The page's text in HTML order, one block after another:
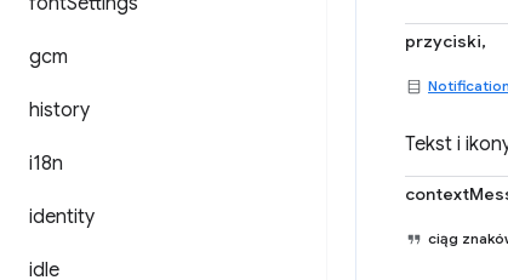
gcm
history
i18n
identity
idle
przyciski,
Tekst i
ciąg